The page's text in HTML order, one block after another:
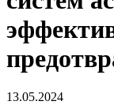
13.05.2024